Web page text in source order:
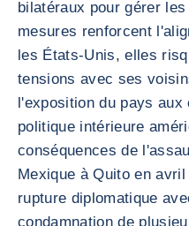
bilatéraux pour gérer
mesures renforcent
les États-Unis, elles
tensions avec ses
l'exposition du pays aux
politique intérieure
conséquences de
Mexique à Quito en
rupture diplomatique
condamnation de